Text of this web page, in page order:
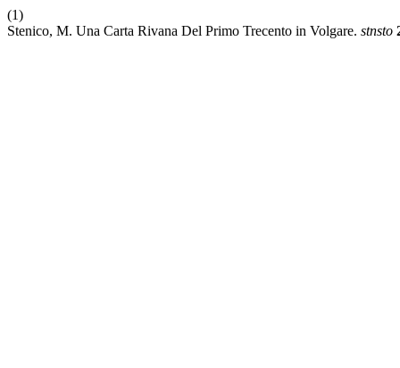
(1)
Stenico, M. Una Carta Rivana Del Primo Trecento in Volgare. stnsto